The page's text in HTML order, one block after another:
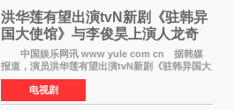
洪华莲有望出演tvN新剧《驻韩异
国大使馆》与李俊昊上演人龙奇
幻罗曼史
中国娱乐网讯 www yule com cn 据韩媒
报道，演员洪华莲有望出演tvN新剧《驻韩异国大
使馆》女主角，与李俊昊合作，引发观众期
待。 该剧讲述了一位因管理驻韩异国大使馆
（负责管理居住在大
电视剧